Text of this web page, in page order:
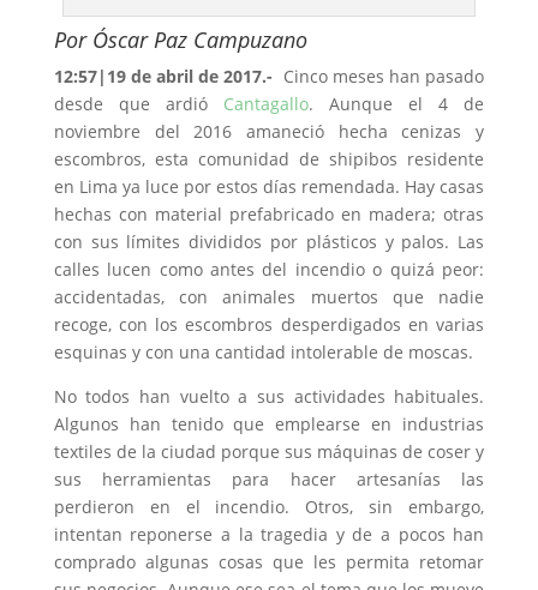
Por Óscar Paz Campuzano
12:57|19 de abril de 2017.- Cinco meses han pasado
desde que ardió Cantagallo. Aunque el 4 de
noviembre del 2016 amaneció hecha cenizas y
escombros, esta comunidad de shipibos residente
en Lima ya luce por estos días remendada. Hay casas
hechas con material prefabricado en madera; otras
con sus límites divididos por plásticos y palos. Las
calles lucen como antes del incendio o quizá peor:
accidentadas, con animales muertos que nadie
recoge, con los escombros desperdigados en varias
esquinas y con una cantidad intolerable de moscas.
No todos han vuelto a sus actividades habituales.
Algunos han tenido que emplearse en industrias
textiles de la ciudad porque sus máquinas de coser y
sus herramientas para hacer artesanías las
perdieron en el incendio. Otros, sin embargo,
intentan reponerse a la tragedia y de a pocos han
comprado algunas cosas que les permita retomar